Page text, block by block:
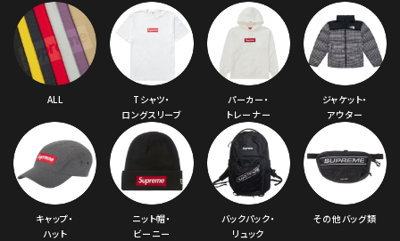
ALL
Tシャツ・
ロングスリーブ
パーカー・
トレーナー
ジャケット・
アウター
キャップ・
ハット
ニット帽・
ビーニー
バックパック・
リュック
その他バッグ類